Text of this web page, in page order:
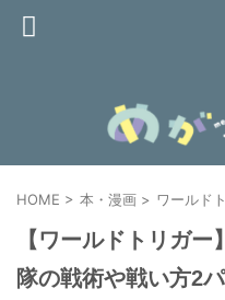
HOME > 本・漫画 > ワールド
【ワールドトリガ
隊の戦術や戦い方2